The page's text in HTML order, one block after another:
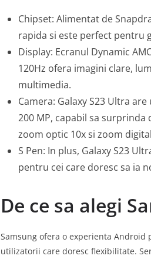
Chipset: Alimentat de
rapida si este perfect pentru
Display: Ecranul Dynamic
120Hz ofera imagini clare,
multimedia.
Camera: Galaxy S23 Ultra
200 MP, capabil sa
zoom optic 10x si zoom
S Pen: In plus, Galaxy S23
pentru cei care doresc sa ia
De ce sa alegi
Samsung ofera o experienta
utilizatorii care doresc flexibilitate.